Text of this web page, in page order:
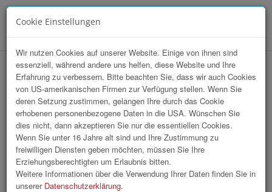
OÖ Gemeindetag
Cookie Einstellungen
Wir nutzen Cookies auf unserer Website. Einige von ihnen sind
essenziell, während andere uns helfen, diese Website und Ihre
Erfahrung zu verbessern. Bitte beachten Sie, dass wir auch Cookies
von US-amerikanischen Firmen zur Verfügung stellen. Wenn Sie
deren Setzung zustimmen, gelangen Ihre durch das Cookie
erhobenen personenbezogene Daten in die USA. Wünschen Sie
dies nicht, dann akzeptieren Sie nur die essentiellen Cookies.
Wenn Sie unter 16 Jahre alt sind und Ihre Zustimmung zu
freiwilligen Diensten geben möchten, müssen Sie Ihre
Erziehungsberechtigten um Erlaubnis bitten.
Weitere Informationen über die Verwendung Ihrer Daten finden Sie in
unserer Datenschutzerklärung.